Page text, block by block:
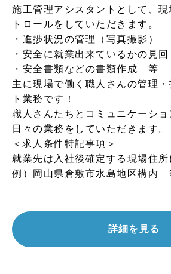
施工管理アシスタントとして、
トロールをしていただきます。
・進捗状況の管理（写真撮影）
・安全に就業出来ているかの見回
・安全書類などの書類作成 等
主に現場で働く職人さんの管理
ト業務です！
職人さんたちとコミュニケーショ
日々の業務をしていただきます。
＜求人条件特記事項＞
就業先は入社後確定する現場住所
例）岡山県倉敷市水島地区構内
詳細を見る